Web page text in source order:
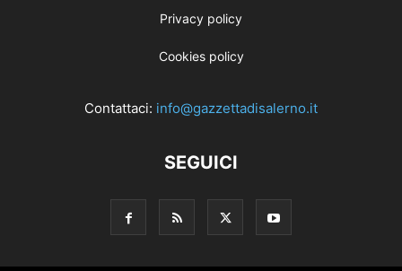
Privacy policy
Cookies policy
Contattaci: info@gazzettadisalerno.it
SEGUICI